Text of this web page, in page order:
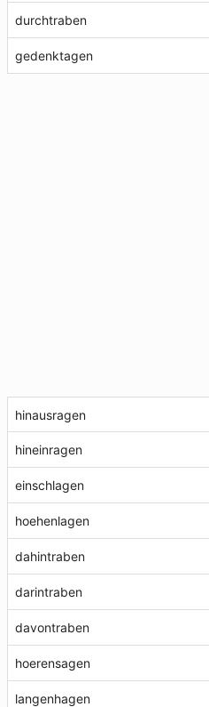
durchtraben
gedenktagen
hinausragen
hineinragen
einschlagen
hoehenlagen
dahintraben
darintraben
davontraben
hoerensagen
langenhagen